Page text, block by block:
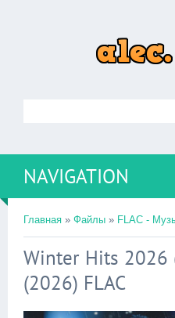
NAVIGATION
Главная » Файлы » FLAC -
Winter Hits 2026
(2026) FLAC